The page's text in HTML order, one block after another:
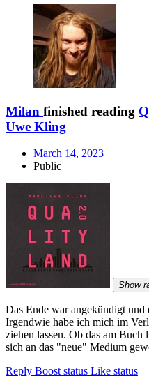
Milan finished reading
Uwe Kling
March 14, 2023
Public
Show
Das Ende war angekündigt
Irgendwie habe ich mich im
ziehen lassen. Ob das am Buch
sich an das "neue" Medium
Reply Boost status Like status